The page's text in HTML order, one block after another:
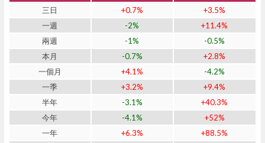
三日
+0.7%
+3.5%
一週
-2%
+11.4%
兩週
-1%
-0.5%
本月
-0.7%
+2.8%
一個月
+4.1%
-4.2%
一季
+3.2%
+9.4%
半年
-3.1%
+40.3%
今年
-4.1%
+52%
一年
+6.3%
+88.5%